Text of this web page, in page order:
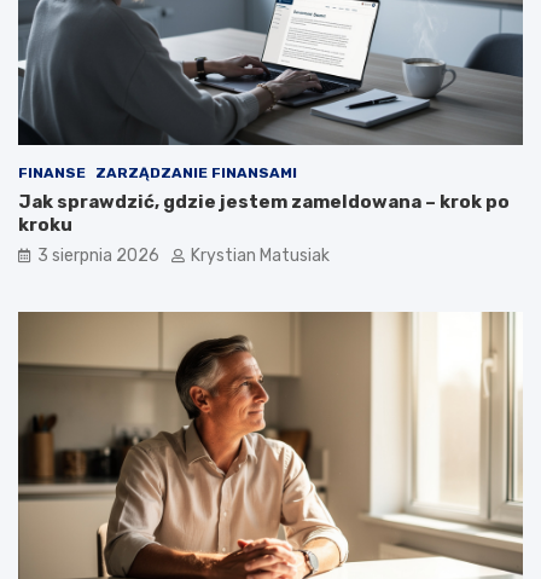
FINANSE ZARZĄDZANIE FINANSAMI
Jak sprawdzić, gdzie jestem zameldowana – krok po
kroku
3 sierpnia 2026 Krystian Matusiak